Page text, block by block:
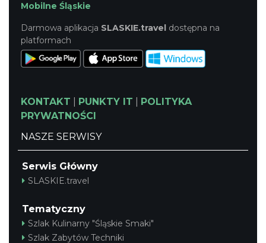
Mobilne Śląskie
Darmowa aplikacja SLASKIE.travel dostępna na
platformach
KONTAKT PUNKTY IT
POLITYKA
PRYWATNOŚCI
NASZE SERWISY
Serwis Główny
SLASKIE.travel
Tematyczny
Szlak Kulinarny "Śląskie Smaki"
Szlak Zabytów Techniki